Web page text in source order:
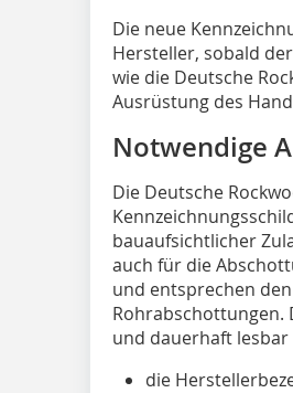
Die neue
Hersteller, sobald
wie die Deutsche
Ausrüstung des
Notwendige
Die Deutsche
bauaufsichtlicher
auch für die
und entsprechen
Rohrabschottungen.
und dauerhaft lesbar
die